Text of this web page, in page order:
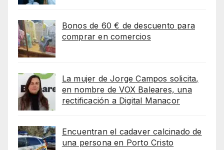
Bonos de 60 € de descuento para
comprar en comercios
La mujer de Jorge Campos solicita,
en nombre de VOX Baleares, una
rectificación a Digital Manacor
Encuentran el cadaver calcinado de
una persona en Porto Cristo